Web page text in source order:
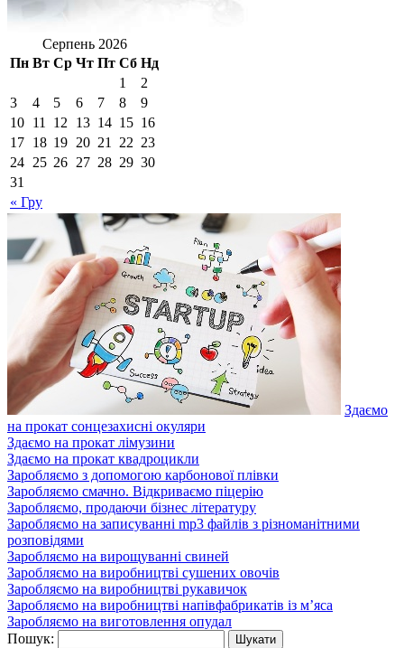
Серпень 2026
Пн Вт Ср Чт Пт Сб Нд
« Гру
1
2
3
4 5 6 7 8
9
10 11 12 13 14 15 16
17 18 19 20 21 22 23
24 25 26 27 28 29 30
31
Здаємо
на прокат сонцезахисні окуляри
Здаємо на прокат лімузини
Здаємо на прокат квадроцикли
Заробляємо з допомогою карбонової плівки
Заробляємо смачно. Відкриваємо піцерію
Заробляємо, продаючи бізнес літературу
Заробляємо на записуванні mp3 файлів з різноманітними
розповідями
Заробляємо на вирощуванні свиней
Заробляємо на виробництві сушених овочів
Заробляємо на виробництві рукавичок
Заробляємо на виробництві напівфабрикатів із м’яса
Заробляємо на виготовлення опудал
Пошук: